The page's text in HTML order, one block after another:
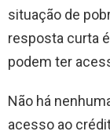
situação de
resposta curta
podem ter
Não há
acesso ao